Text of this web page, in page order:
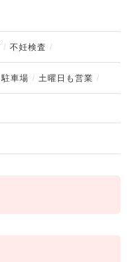
不妊検査
駐車場 土曜日も営業